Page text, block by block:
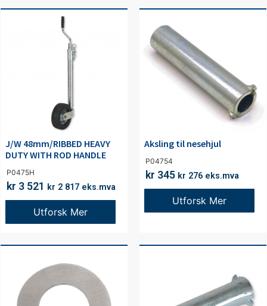
P0475H
J/W 48mm/RIBBED HEAVY
DUTY WITH ROD HANDLE
kr 3 521 kr 2 817 eks.mva
Utforsk Mer
P04754
Aksling til nesehjul
kr 345 kr 276 eks.mva
Utforsk Mer